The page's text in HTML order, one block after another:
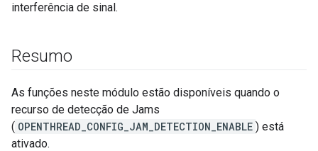
interferência de sinal.
Resumo
As funções neste módulo estão disponíveis quando o
recurso de detecção de Jams
( OPENTHREAD_CONFIG_JAM_DETECTION_ENABLE ) está
ativado.